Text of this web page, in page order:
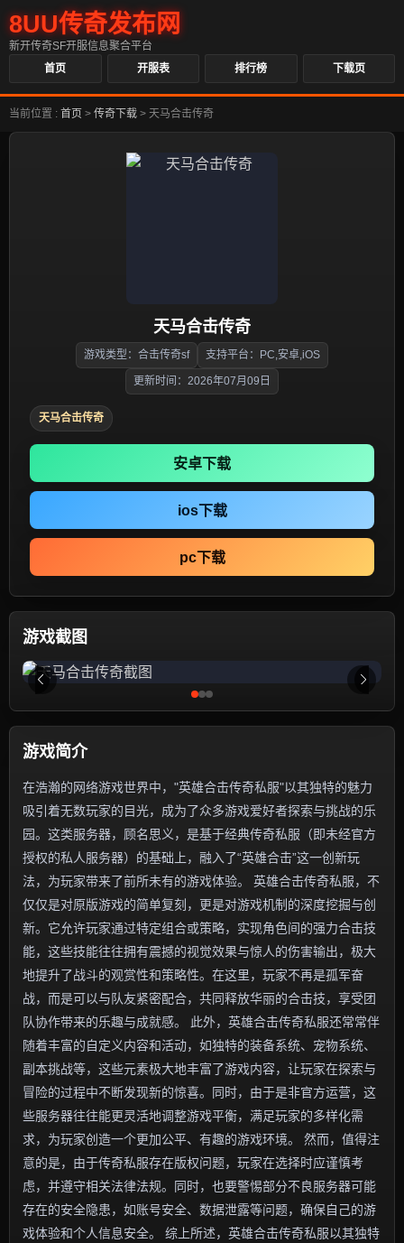
8UU传奇发布网
新开传奇SF开服信息聚合平台
首页
开服表 排行榜 下载页
当前位置 : 首页 > 传奇下载 > 天马合击传奇
天马合击传奇
游戏类型：合击传奇sf 支持平台：PC,安卓,iOS
更新时间：2026年07月09日
天马合击传奇
安卓下载
ios下载
pc下载
游戏截图
游戏简介
在浩瀚的网络游戏世界中，"英雄合击传奇私服"以其独特的魅力
吸引着无数玩家的目光，成为了众多游戏爱好者探索与挑战的乐
园。这类服务器，顾名思义，是基于经典传奇私服（即未经官方
授权的私人服务器）的基础上，融入了“英雄合击”这一创新玩
法，为玩家带来了前所未有的游戏体验。 英雄合击传奇私服，不
仅仅是对原版游戏的简单复刻，更是对游戏机制的深度挖掘与创
新。它允许玩家通过特定组合或策略，实现角色间的强力合击技
能，这些技能往往拥有震撼的视觉效果与惊人的伤害输出，极大
地提升了战斗的观赏性和策略性。在这里，玩家不再是孤军奋
战，而是可以与队友紧密配合，共同释放华丽的合击技，享受团
队协作带来的乐趣与成就感。 此外，英雄合击传奇私服还常常伴
随着丰富的自定义内容和活动，如独特的装备系统、宠物系统、
副本挑战等，这些元素极大地丰富了游戏内容，让玩家在探索与
冒险的过程中不断发现新的惊喜。同时，由于是非官方运营，这
些服务器往往能更灵活地调整游戏平衡，满足玩家的多样化需
求，为玩家创造一个更加公平、有趣的游戏环境。 然而，值得注
意的是，由于传奇私服存在版权问题，玩家在选择时应谨慎考
虑，并遵守相关法律法规。同时，也要警惕部分不良服务器可能
存在的安全隐患，如账号安全、数据泄露等问题，确保自己的游
戏体验和个人信息安全。 综上所述，英雄合击传奇私服以其独特